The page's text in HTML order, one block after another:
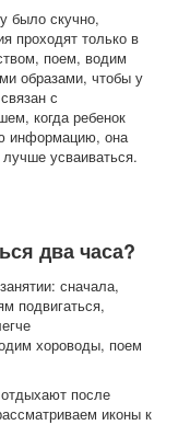
было скучно,
проходят только в
поем, водим
образами, чтобы у
с
когда ребенок
информацию, она
усваиваться.
два часа?
сначала,
подвигаться,
хороводы, поем
после
иконы к